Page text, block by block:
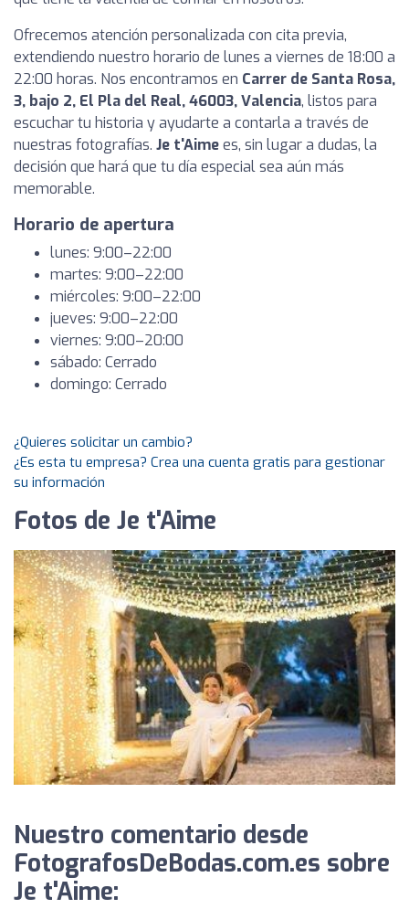
Ofrecemos atención personalizada con cita previa,
extendiendo nuestro horario de lunes a viernes de 18:00 a
22:00 horas. Nos encontramos en Carrer de Santa Rosa,
3, bajo 2, El Pla del Real, 46003, Valencia, listos para
escuchar tu historia y ayudarte a contarla a través de
nuestras fotografías. Je t'Aimees, sin lugar a dudas, la
decisión que hará que tu día especial sea aún más
memorable.
Horario de apertura
lunes: 9:00–22:00
martes: 9:00–22:00
miércoles: 9:00–22:00
jueves: 9:00–22:00
viernes: 9:00–20:00
sábado: Cerrado
domingo: Cerrado
¿Quieres solicitar un cambio?
¿Es esta tu empresa? Crea una cuenta gratis para gestionar
su información
Fotos de Je t'Aime
Nuestro comentario desde
FotografosDeBodas.com.es sobre
Je t'Aime: